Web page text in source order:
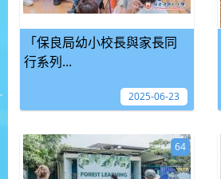
「保良局幼小校長與家長同
行系列...
2025-06-23
64